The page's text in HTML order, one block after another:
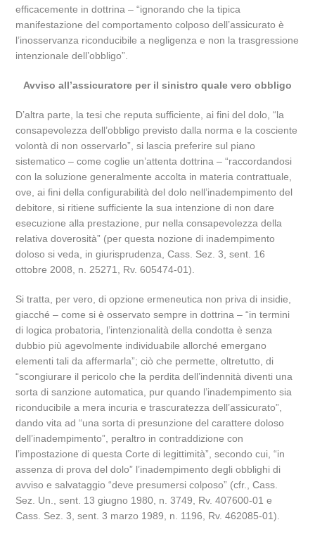
efficacemente in dottrina – “ignorando che la tipica
manifestazione del comportamento colposo dell’assicurato è
l’inosservanza riconducibile a negligenza e non la trasgressione
intenzionale dell’obbligo”.
Avviso all’assicuratore per il sinistro quale vero obbligo
D’altra parte, la tesi che reputa sufficiente, ai fini del dolo, “la
consapevolezza dell’obbligo previsto dalla norma e la cosciente
volontà di non osservarlo”, si lascia preferire sul piano
sistematico – come coglie un’attenta dottrina – “raccordandosi
con la soluzione generalmente accolta in materia contrattuale,
ove, ai fini della configurabilità del dolo nell’inadempimento del
debitore, si ritiene sufficiente la sua intenzione di non dare
esecuzione alla prestazione, pur nella consapevolezza della
relativa doverosità” (per questa nozione di inadempimento
doloso si veda, in giurisprudenza, Cass. Sez. 3, sent. 16
ottobre 2008, n. 25271, Rv. 605474-01).
Si tratta, per vero, di opzione ermeneutica non priva di insidie,
giacché – come si è osservato sempre in dottrina – “in termini
di logica probatoria, l’intenzionalità della condotta è senza
dubbio più agevolmente individuabile allorché emergano
elementi tali da affermarla”; ciò che permette, oltretutto, di
“scongiurare il pericolo che la perdita dell’indennità diventi una
sorta di sanzione automatica, pur quando l’inadempimento sia
riconducibile a mera incuria e trascuratezza dell’assicurato”,
dando vita ad “una sorta di presunzione del carattere doloso
dell’inadempimento”, peraltro in contraddizione con
l’impostazione di questa Corte di legittimità”, secondo cui, “in
assenza di prova del dolo” l’inadempimento degli obblighi di
avviso e salvataggio “deve presumersi colposo” (cfr., Cass.
Sez. Un., sent. 13 giugno 1980, n. 3749, Rv. 407600-01 e
Cass. Sez. 3, sent. 3 marzo 1989, n. 1196, Rv. 462085-01).